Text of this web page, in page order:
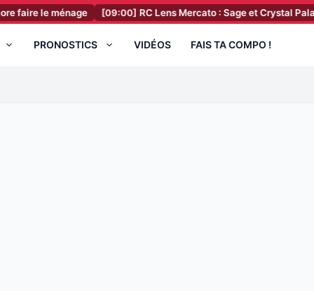
[09:00] RC Lens Mercato : Sage et Crystal Palace ont
PRONOSTICS VIDÉOS FAIS TA COMPO !